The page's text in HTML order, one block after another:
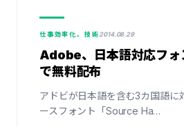
仕事効率化、技術2014.08.29
Adobe、日本語対応フ
で無料配布
アドビが日本語を含む3カ国語に
ースフォント「Source Ha…